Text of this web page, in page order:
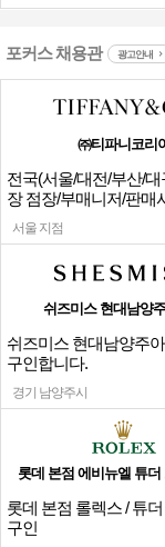
포커스 채용관 광고안내
㈜티파니코리
전국(서울/대전/부산/대
장 점장/부매니저/판매
서울 지점
쉬즈미스 현대남양
쉬즈미스 현대남양주
구인합니다.
경기 남양주시
롯데 본점 에비뉴엘 튜더
롯데 본점 롤렉스 / 튜
구인